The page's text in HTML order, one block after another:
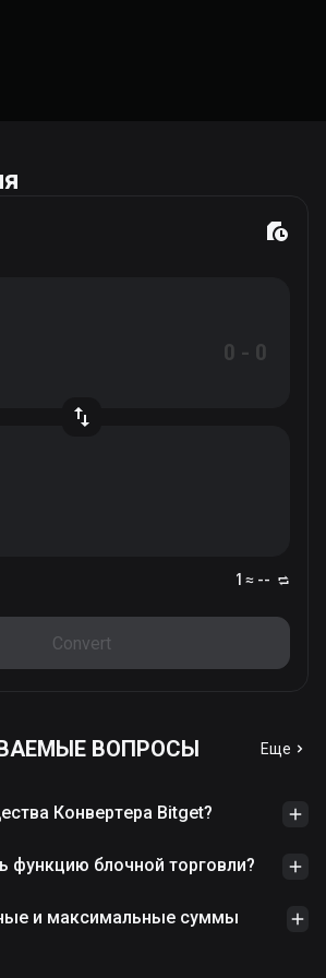
1 ≈ --
Convert
ВОПРОСЫ Еще
Конвертера Bitget?
функцию блочной торговли?
и максимальные суммы